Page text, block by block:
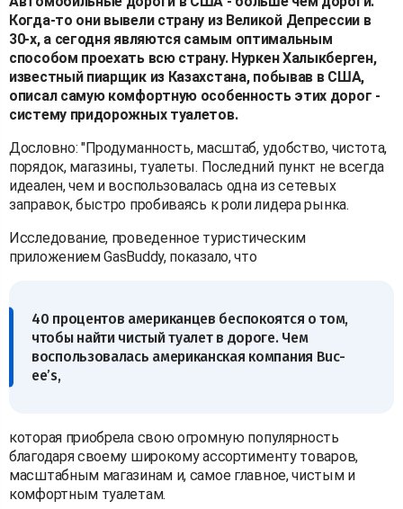
Когда-то они вывели страну из Великой Депрессии в
30-х, а сегодня являются самым оптимальным
способом проехать всю страну. Нуркен Халыкберген,
известный пиарщик из Казахстана, побывав в США,
описал самую комфортную особенность этих дорог -
систему придорожных туалетов.
Дословно: "Продуманность, масштаб, удобство, чистота,
порядок, магазины, туалеты. Последний пункт не всегда
идеален, чем и воспользовалась одна из сетевых
заправок, быстро пробиваясь к роли лидера рынка.
Исследование, проведенное туристическим
приложением GasBuddy, показало, что
40 процентов американцев беспокоятся о том,
чтобы найти чистый туалет в дороге. Чем
воспользовалась американская компания Buc-
ee’s,
которая приобрела свою огромную популярность
благодаря своему широкому ассортименту товаров,
масштабным магазинам и, самое главное, чистым и
комфортным туалетам.